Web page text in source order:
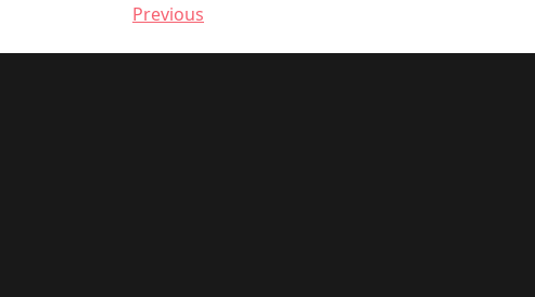
Previous